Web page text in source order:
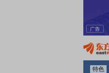
特色